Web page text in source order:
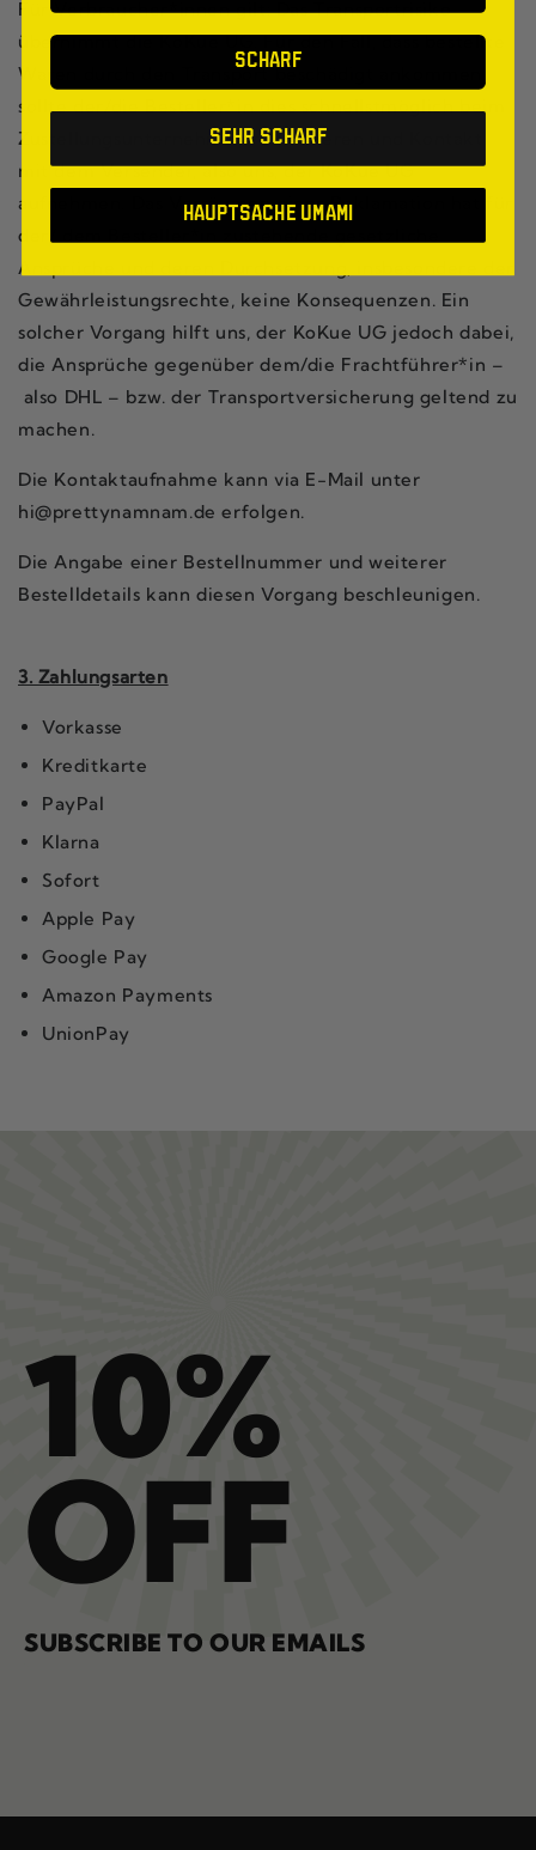
Für Verbraucher*innen gilt: Das Transportrisiko
übernimmt die KoKue UG. Für den Fall, dass bestellte
Waren durch den Transport beschädigt ankommen,
sollte der/die Besteller*in dies schnellstmöglich beim
Zustellungsunternehmen reklamieren und Kontakt
mit dem Versender, also uns, der KoKue UG
aufnehmen. Das Versäumen einer Reklamation hat für
der/ dem Besteller*in zustehende gesetzliche
Ansprüche und deren Durchsetzung, insbesondere der
Gewährleistungsrechte, keine Konsequenzen. Ein
solcher Vorgang hilft uns, der KoKue UG jedoch dabei,
die Ansprüche gegenüber dem/die Frachtführer*in –
also DHL – bzw. der Transportversicherung geltend zu
machen.
Die Kontaktaufnahme kann via E-Mail unter
hi@prettynamnam.de erfolgen.
Die Angabe einer Bestellnummer und weiterer
Bestelldetails kann diesen Vorgang beschleunigen.
3. Zahlungsarten
Vorkasse
Kreditkarte
PayPal
Klarna
Sofort
Apple Pay
Google Pay
Amazon Payments
UnionPay
10%
OFF
SUBSCRIBE TO OUR EMAILS
SCHARF
Sehr scharf
Hauptsache Umami